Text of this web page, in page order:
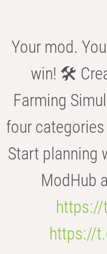
Your mod.
win! 🛠️
Farming
four
Start planning
ModHub
https://